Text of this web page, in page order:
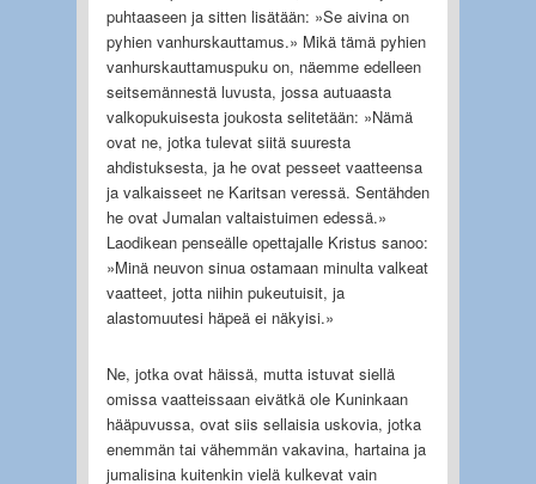
puhtaaseen ja sitten lisätään: »Se aivina on
pyhien vanhurskauttamus.» Mikä tämä pyhien
vanhurskauttamuspuku on, näemme edelleen
seitsemännestä luvusta, jossa autuaasta
valkopukuisesta joukosta selitetään: »Nämä
ovat ne, jotka tulevat siitä suuresta
ahdistuksesta, ja he ovat pesseet vaatteensa
ja valkaisseet ne Karitsan veressä. Sentähden
he ovat Jumalan valtaistuimen edessä.»
Laodikean penseälle opettajalle Kristus sanoo:
»Minä neuvon sinua ostamaan minulta valkeat
vaatteet, jotta niihin pukeutuisit, ja
alastomuutesi häpeä ei näkyisi.»
Ne, jotka ovat häissä, mutta istuvat siellä
omissa vaatteissaan eivätkä ole Kuninkaan
hääpuvussa, ovat siis sellaisia uskovia, jotka
enemmän tai vähemmän vakavina, hartaina ja
jumalisina kuitenkin vielä kulkevat vain